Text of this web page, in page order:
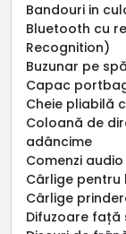
Bandouri in
Bluetooth cu
Recognition)
Buzunar pe
Capac
Cheie pliabilă
Coloană de
adâncime
Comenzi
Cârlige
Cârlige
Difuzoare față